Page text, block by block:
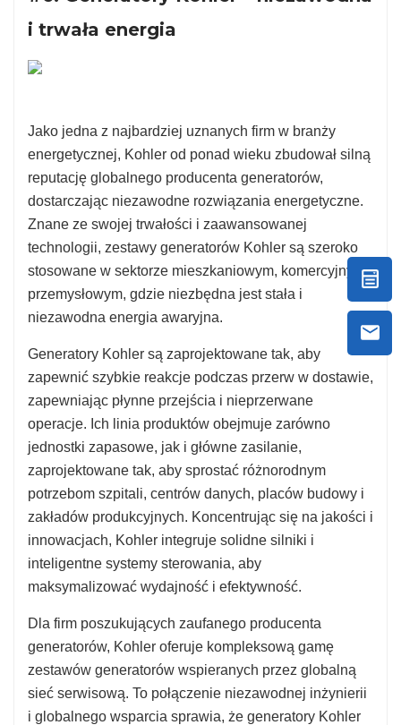
i trwała energia
Jako jedna z najbardziej uznanych firm w branży
energetycznej, Kohler od ponad wieku zbudował silną
reputację globalnego producenta generatorów,
dostarczając niezawodne rozwiązania energetyczne.
Znane ze swojej trwałości i zaawansowanej
technologii, zestawy generatorów Kohler są szeroko
stosowane w sektorze mieszkaniowym, komercyjnym i
przemysłowym, gdzie niezbędna jest stała i
niezawodna energia awaryjna.
Generatory Kohler są zaprojektowane tak, aby
zapewnić szybkie reakcje podczas przerw w dostawie,
zapewniając płynne przejścia i nieprzerwane
operacje. Ich linia produktów obejmuje zarówno
jednostki zapasowe, jak i główne zasilanie,
zaprojektowane tak, aby sprostać różnorodnym
potrzebom szpitali, centrów danych, placów budowy i
zakładów produkcyjnych. Koncentrując się na jakości i
innowacjach, Kohler integruje solidne silniki i
inteligentne systemy sterowania, aby
maksymalizować wydajność i efektywność.
Dla firm poszukujących zaufanego producenta
generatorów, Kohler oferuje kompleksową gamę
zestawów generatorów wspieranych przez globalną
sieć serwisową. To połączenie niezawodnej inżynierii
i globalnego wsparcia sprawia, że generatory Kohler